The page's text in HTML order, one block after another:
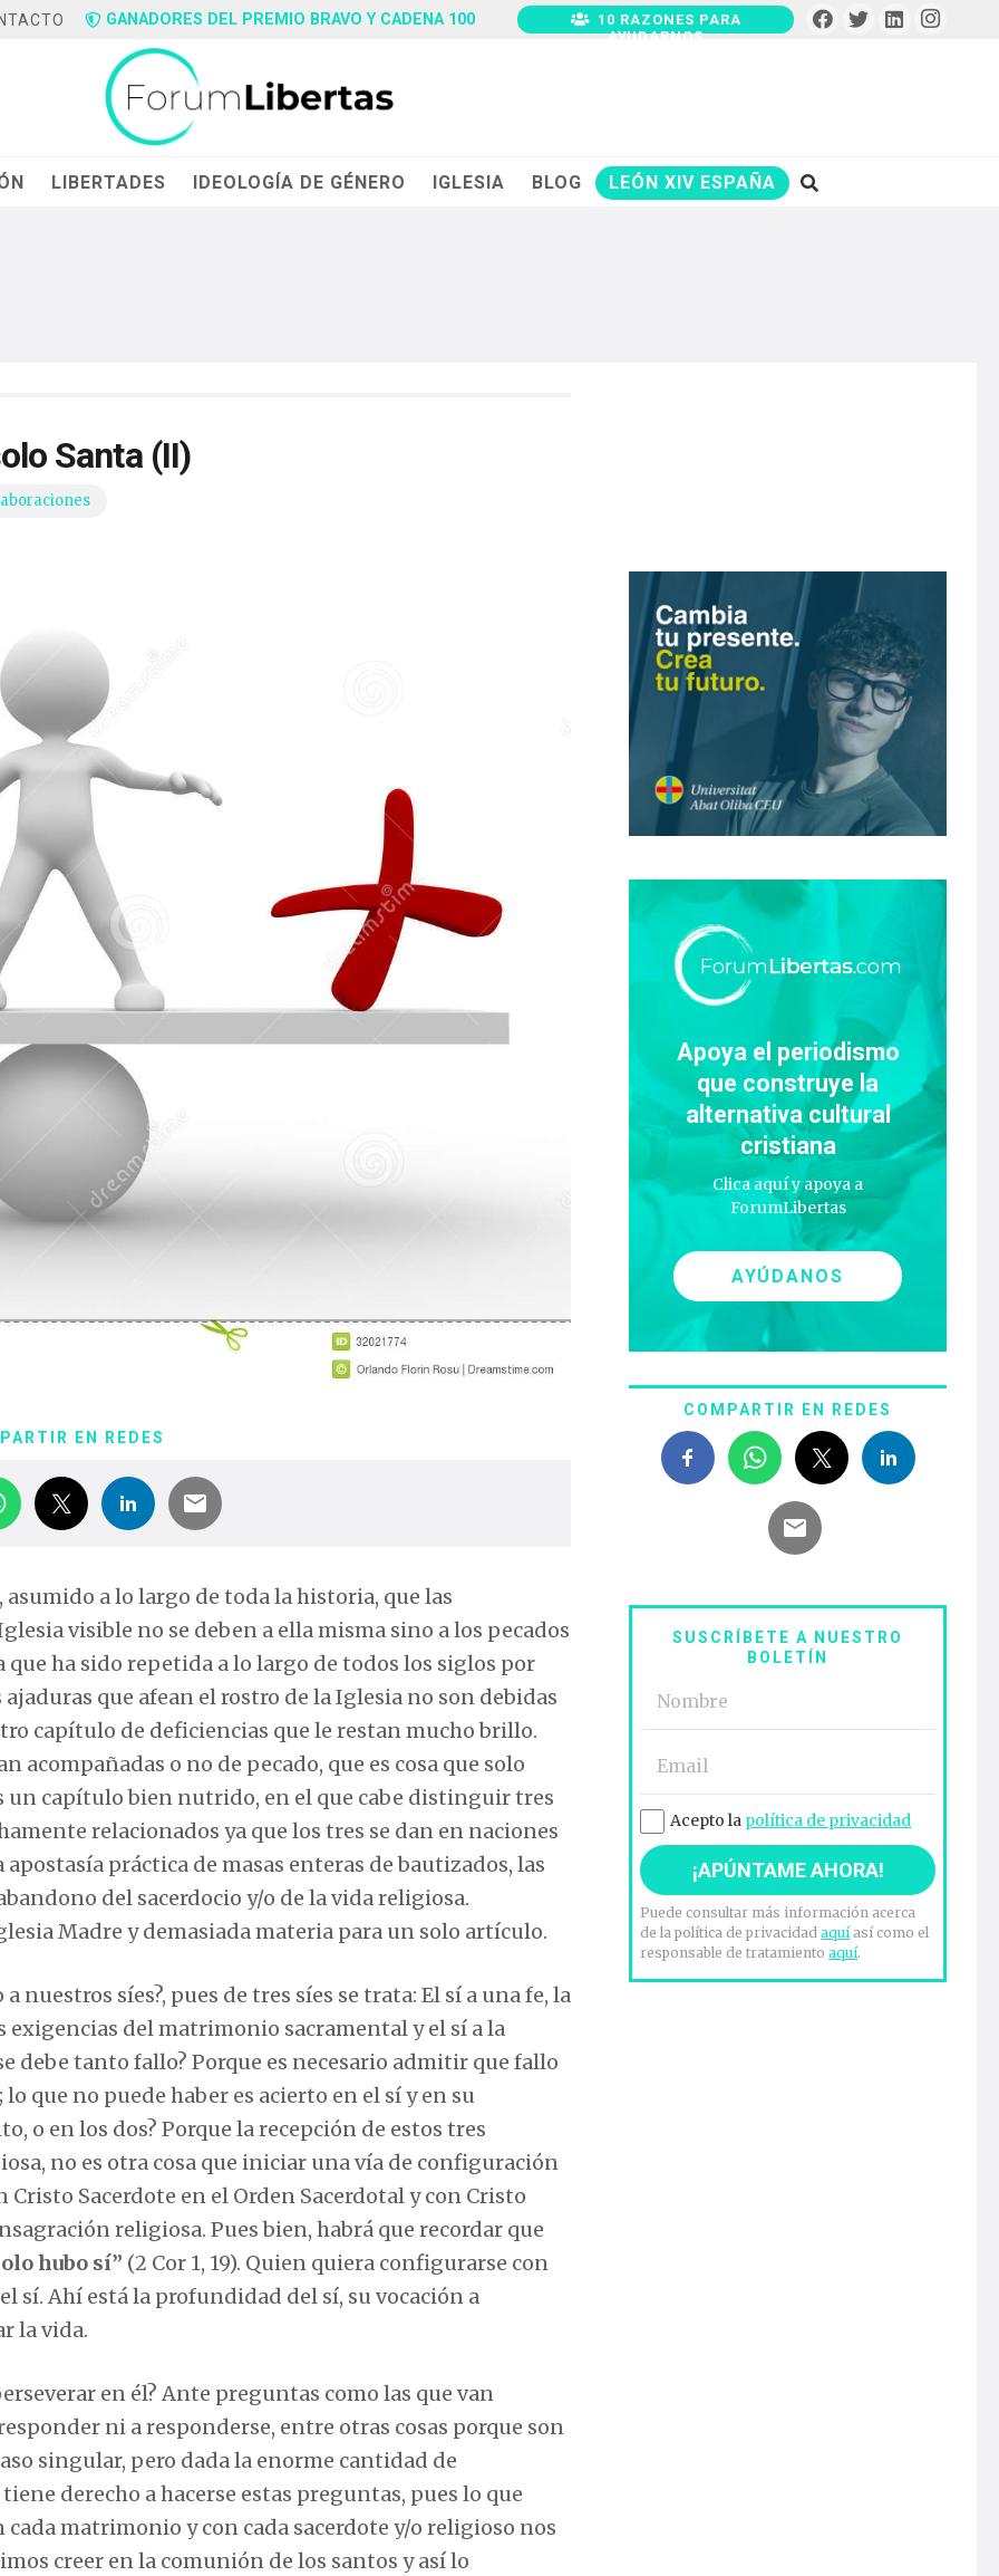
GANADORES DEL PREMIO BRAVO Y CADENA 100
10 RAZONES PARA
AYUDARNOS
LIBERTADES IDEOLOGÍA DE GÉNERO IGLESIA BLOG LEÓN XIV ESPAÑA
Santa (II)
EN REDES
a lo largo de toda la historia, que las
visible no se deben a ella misma sino a los pecados
ha sido repetida a lo largo de todos los siglos por
que afean el rostro de la Iglesia no son debidas
capítulo de deficiencias que le restan mucho brillo.
acompañadas o no de pecado, que es cosa que solo
un capítulo bien nutrido, en el que cabe distinguir tres
relacionados ya que los tres se dan en naciones
práctica de masas enteras de bautizados, las
del sacerdocio y/o de la vida religiosa.
Madre y demasiada materia para un solo artículo.
nuestros síes?, pues de tres síes se trata: El sí a una fe, la
exigencias del matrimonio sacramental y el sí a la
debe tanto fallo? Porque es necesario admitir que fallo
que no puede haber es acierto en el sí y en su
o en los dos? Porque la recepción de estos tres
no es otra cosa que iniciar una vía de configuración
Sacerdote en el Orden Sacerdotal y con Cristo
religiosa. Pues bien, habrá que recordar que
hubo sí” (2 Cor 1, 19). Quien quiera configurarse con
sí. Ahí está la profundidad del sí, su vocación a
la vida.
en él? Ante preguntas como las que van
ni a responderse, entre otras cosas porque son
singular, pero dada la enorme cantidad de
derecho a hacerse estas preguntas, pues lo que
matrimonio y con cada sacerdote y/o religioso nos
creer en la comunión de los santos y así lo
Apoya el periodismo
que construye la
alternativa cultural
cristiana
Clica aquí y apoya a
ForumLibertas
AYÚDANOS
COMPARTIR EN REDES
SUSCRÍBETE A NUESTRO
BOLETÍN
Acepto la política de privacidad
Puede consultar más información acerca
de la política de privacidadaquíasí como el
responsable de tratamientoaquí.